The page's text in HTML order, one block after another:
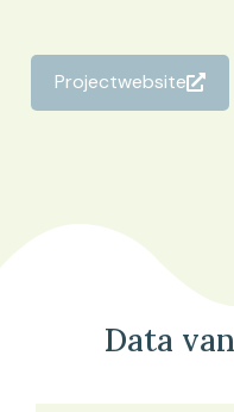
Projectwebsite
Data